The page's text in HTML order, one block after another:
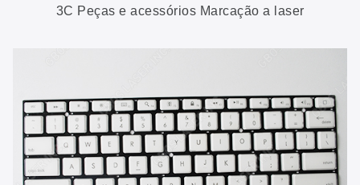
3C Peças e acessórios Marcação a laser